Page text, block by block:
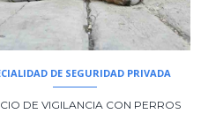
DE SEGURIDAD PRIVADA
DE VIGILANCIA CON PERROS